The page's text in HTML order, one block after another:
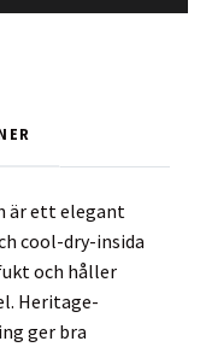
är ett elegant
cool-dry-insida
och håller
Heritage-
ger bra